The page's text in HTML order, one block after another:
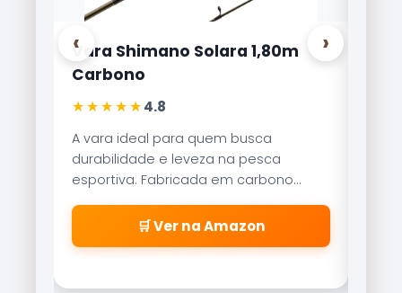
‹
Carretilha Marine Sports Brisa
Lite 8000
★★★★★
Referência no mercado brasileiro, a
Brisa Lite combina velocidade de
recolhimento com um sistema de
freio magnético que evita as famosas
\\\\\\\\\\\\\\\\\\\\\\\\\\\\\\\\
\\\\\\\\\\\\\\\\\\\\\\\\\\\\\\\\
\\\\\\\\\\\\\\\\\\\\\\\\\\\\\\\"
🛒 Ver na Amazon
›